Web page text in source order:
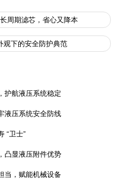
周期滤芯，省心又降本
观下的安全防护典范
护航液压系统稳定
液压系统安全防线
“卫士”
凸显液压附件优势
当，赋能机械设备